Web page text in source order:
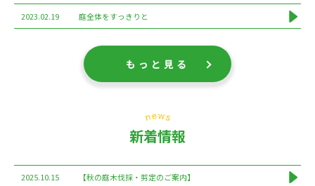
2023.02.19 庭全体をすっきりと
もっと見る
新着情報
2025.10.15 【秋の庭木伐採・剪定のご案内】